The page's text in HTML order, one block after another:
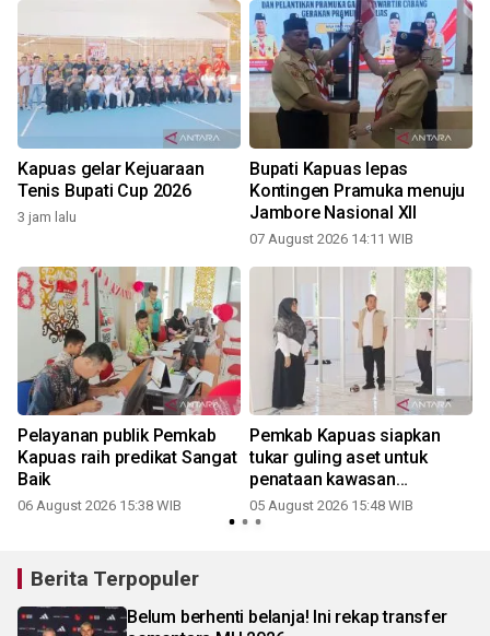
Kapuas gelar Kejuaraan
Tenis Bupati Cup 2026
3 jam lalu
Bupati Kapuas lepas
Kontingen Pramuka menuju
Jambore Nasional XII
07 August 2026 14:11 WIB
Pelayanan publik Pemkab
Kapuas raih predikat Sangat
Baik
06 August 2026 15:38 WIB
Pemkab Kapuas siapkan
tukar guling aset untuk
penataan kawasan
perkantoran
05 August 2026 15:48 WIB
Berita Terpopuler
Belum berhenti belanja! Ini rekap transfer